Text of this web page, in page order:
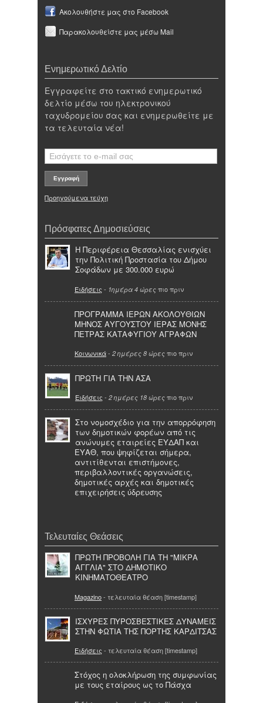
Ακολουθήστε μας στο Facebook
Παρακολουθείστε μας μέσω Mail
Ενημερωτικό Δελτίο
Εγγραφείτε στο τακτικό ενημερωτικό
δελτίο μέσω του ηλεκτρονικού
ταχυδρομείου σας και ενημερωθείτε με
τα τελευταία νέα!
Προηγούμενα τεύχη
Πρόσφατες Δημοσιεύσεις
Η Περιφέρεια Θεσσαλίας ενισχύει
την Πολιτική Προστασία του Δήμου
Σοφάδων με 300.000 ευρώ
Ειδήσεις - 1ημέρα 4 ώρες πιο πριν
ΠΡΟΓΡΑΜΜΑ ΙΕΡΩΝ ΑΚΟΛΟΥΘΙΩΝ
ΜΗΝΟΣ ΑΥΓΟΥΣΤΟΥ ΙΕΡΑΣ ΜΟΝΗΣ
ΠΕΤΡΑΣ ΚΑΤΑΦΥΓΙΟΥ ΑΓΡΑΦΩΝ
Κοινωνικά- 2 ημέρες 8 ώρες πιο πριν
ΠΡΩΤΗ ΓΙΑ ΤΗΝ ΑΣΑ
Ειδήσεις - 2 ημέρες 18 ώρες πιο πριν
Στο νομοσχέδιο για την απορρόφηση
των δημοτικών φορέων από τις
ανώνυμες εταιρείες ΕΥΔΑΠ και
ΕΥΑΘ, που ψηφίζεται σήμερα,
αντιτίθενται επιστήμονες,
περιβαλλοντικές οργανώσεις,
δημοτικές αρχές και δημοτικές
επιχειρήσεις ύδρευσης
Τελευταίες Θεάσεις
ΠΡΩΤΗ ΠΡΟΒΟΛΗ ΓΙΑ ΤΗ "ΜΙΚΡΑ
ΑΓΓΛΙΑ" ΣΤΟ ΔΗΜΟΤΙΚΟ
ΚΙΝΗΜΑΤΟΘΕΑΤΡΟ
Magazino- τελευταία θέαση [timestamp]
ΙΣΧΥΡΕΣ ΠΥΡΟΣΒΕΣΤΙΚΕΣ ΔΥΝΑΜΕΙΣ
ΣΤΗΝ ΦΩΤΙΑ ΤΗΣ ΠΟΡΤΗΣ ΚΑΡΔΙΤΣΑΣ
Ειδήσεις - τελευταία θέαση [timestamp]
Στόχος η ολοκλήρωση της συμφωνίας
με τους εταίρους ως το Πάσχα